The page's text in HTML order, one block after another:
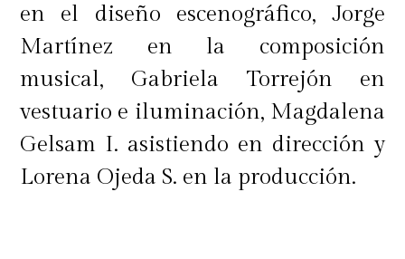
en el diseño escenográfico, Jorge
Martínez en la composición
musical, Gabriela Torrejón en
vestuario e iluminación, Magdalena
Gelsam I. asistiendo en dirección y
Lorena Ojeda S. en la producción.